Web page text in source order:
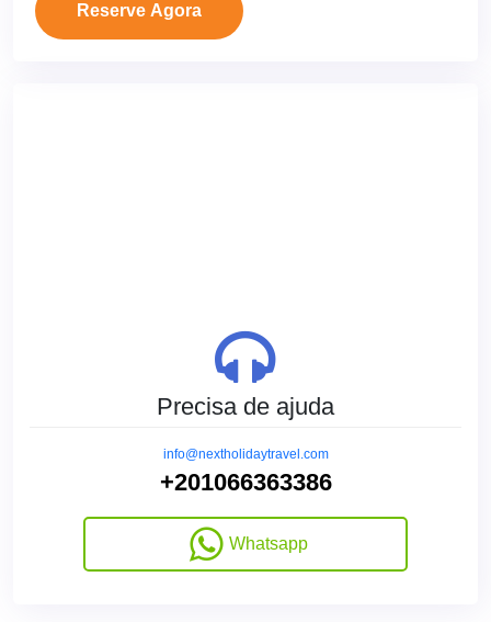
Reserve Agora
Precisa de ajuda
info@nextholidaytravel.com
+201066363386
Whatsapp